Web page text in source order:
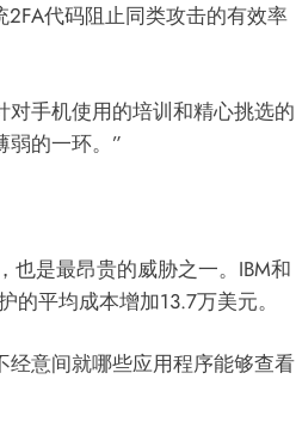
代码阻止同类攻击的有效率
手机使用的培训和精心挑选的
弱的一环。”
也是最昂贵的威胁之一。IBM和
的平均成本增加13.7万美元。
意间就哪些应用程序能够查看